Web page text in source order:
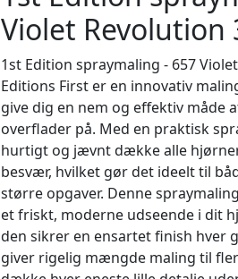
Violet Revolution
1st Edition spraymaling - 657
Editions First er en innovativ
give dig en nem og effektiv måde
overflader på. Med en praktisk
hurtigt og jævnt dække alle
besvær, hvilket gør det ideelt til
større opgaver. Denne
et friskt, moderne udseende i dit
den sikrer en ensartet finish hver
giver rigelig mængde maling til